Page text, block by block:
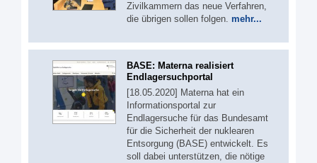
Zivilkammern das neue Verfahren,
die übrigen sollen folgen. mehr...
BASE: Materna realisiert
Endlagersuchportal
[18.05.2020] Materna hat ein
Informationsportal zur
Endlagersuche für das Bundesamt
für die Sicherheit der nuklearen
Entsorgung (BASE) entwickelt. Es
soll dabei unterstützen, die nötige